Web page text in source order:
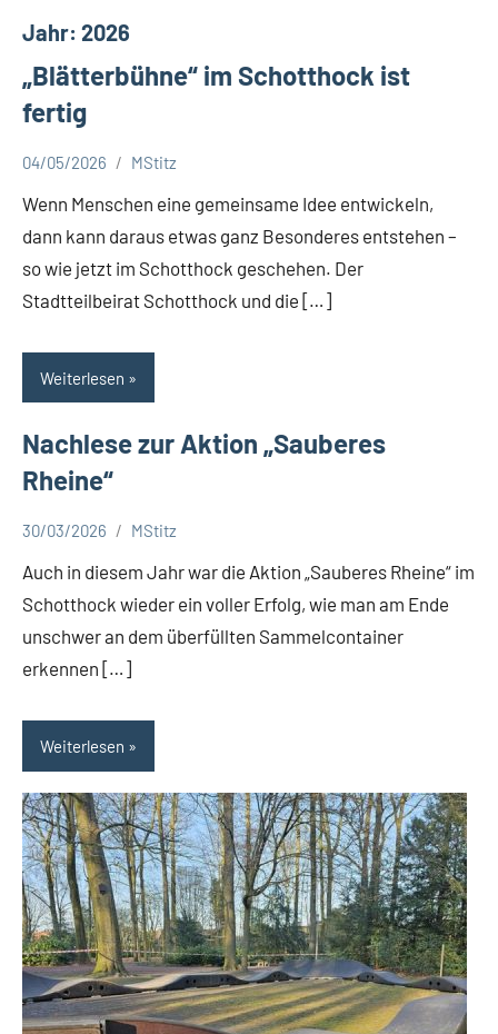
t
c
h
o
t
h
k
Jahr: 2026
„Blätterbühne“ im Schotthock ist
fertig
04/05/2026 MStitz
Wenn Menschen eine gemeinsame Idee entwickeln,
dann kann daraus etwas ganz Besonderes entstehen –
so wie jetzt im Schotthock geschehen. Der
Stadtteilbeirat Schotthock und die […]
Weiterlesen
Nachlese zur Aktion „Sauberes
Rheine“
30/03/2026 MStitz
Auch in diesem Jahr war die Aktion „Sauberes Rheine“ im
Schotthock wieder ein voller Erfolg, wie man am Ende
unschwer an dem überfüllten Sammelcontainer
erkennen […]
Weiterlesen